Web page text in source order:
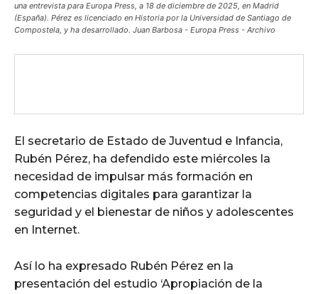
una entrevista para Europa Press, a 18 de diciembre de 2025, en Madrid
(España). Pérez es licenciado en Historia por la Universidad de Santiago de
Compostela, y ha desarrollado. Juan Barbosa - Europa Press - Archivo
El secretario de Estado de Juventud e Infancia,
Rubén Pérez, ha defendido este miércoles la
necesidad de impulsar más formación en
competencias digitales para garantizar la
seguridad y el bienestar de niños y adolescentes
en Internet.
Así lo ha expresado Rubén Pérez en la
presentación del estudio ‘Apropiación de la